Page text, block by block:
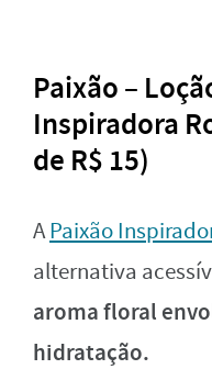
Paixão –
Inspiradora
de R$ 15)
APaixão
alternativa
aroma floral
hidratação.